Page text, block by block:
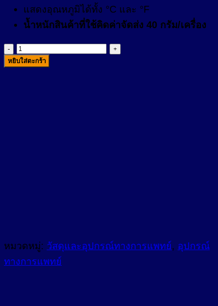
แสดงอุณหภูมิได้ทั้ง °C และ °F
น้ำหนักสินค้าที่ใช้คิดค่าจัดส่ง 40 กรัม/เครื่อง
จำนวน
ปรอท
หยิบใส่ตะกร้า
หมวดหมู่: วัสดุและอุปกรณ์ทางการแพทย์, อุปกรณ์
ทางการแพทย์